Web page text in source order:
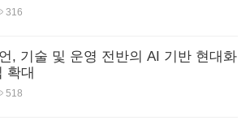
316
, 기술 및 운영 전반의 AI 기반 현대화
확대
518